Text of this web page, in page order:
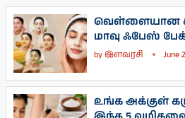
வெள்ளையான
மாவு ஃபேஸ்
byஇளவரசி June
உங்க அக்குள்